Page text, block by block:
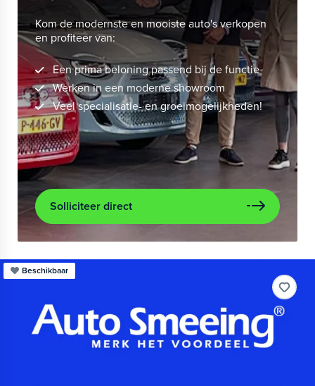
Kom de modernste en mooiste auto's verkopen
en profiteer van:
Een prima beloning passend bij de functie
Werken in een moderne showroom
Veel specialisatie- en groeimogelijkheden!
Solliciteer direct
Beschikbaar